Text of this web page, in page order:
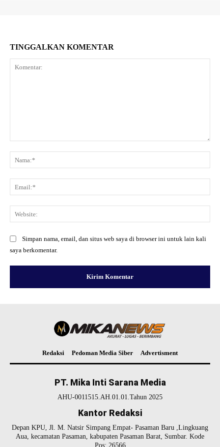
TINGGALKAN KOMENTAR
Simpan nama, email, dan situs web saya di browser ini untuk lain kali
saya berkomentar.
Redaksi Pedoman Media Siber Advertisment
PT. Mika Inti Sarana Media
AHU-0011515.AH.01.01.Tahun 2025
Kantor Redaksi
Depan KPU, Jl. M. Natsir Simpang Empat- Pasaman Baru ,Lingkuang
Aua, kecamatan Pasaman, kabupaten Pasaman Barat, Sumbar. Kode
Pos: 26566